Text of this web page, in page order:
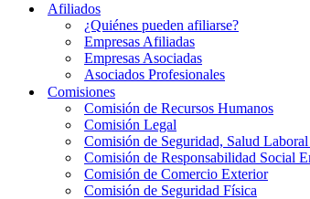
Afiliados
¿Quiénes pueden afiliarse?
Empresas Afiliadas
Empresas Asociadas
Asociados Profesionales
Comisiones
Comisión de Recursos Humanos
Comisión Legal
Comisión de Seguridad, Salud
Comisión de Responsabilidad Social
Comisión de Comercio Exterior
Comisión de Seguridad Física